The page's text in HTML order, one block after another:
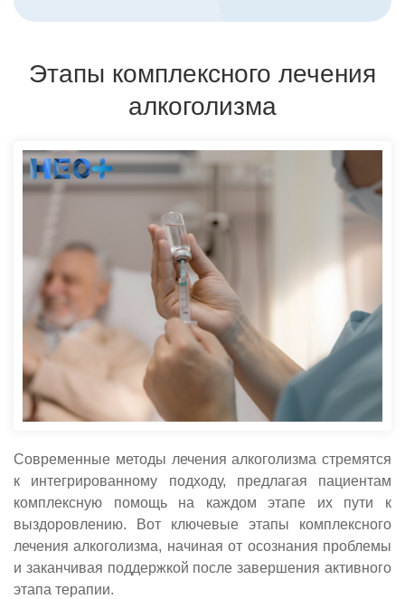
Этапы комплексного лечения
алкоголизма
Современные методы лечения алкоголизма стремятся
к интегрированному подходу, предлагая пациентам
комплексную помощь на каждом этапе их пути к
выздоровлению. Вот ключевые этапы комплексного
лечения алкоголизма, начиная от осознания проблемы
и заканчивая поддержкой после завершения активного
этапа терапии.